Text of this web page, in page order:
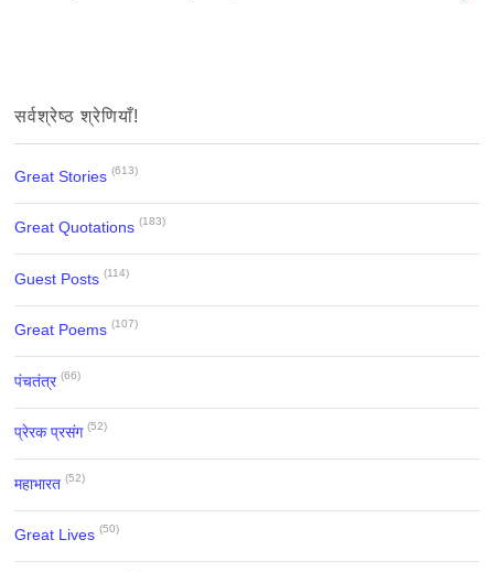
सर्वश्रेष्ठ श्रेणियाँ!
Great Stories (613)
Great Quotations (183)
Guest Posts (114)
Great Poems (107)
पंचतंत्र (66)
प्रेरक प्रसंग (52)
महाभारत (52)
Great Lives (50)